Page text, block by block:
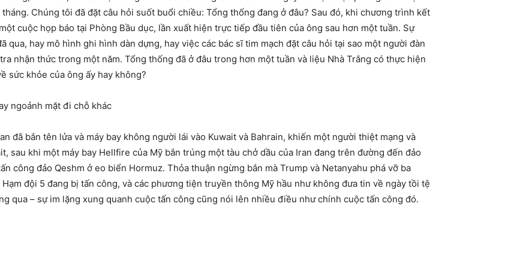
Chúng tôi đã đặt câu hỏi suốt buổi chiều: Tổng thống đang ở đâu? Sau đó, khi chương trình kết
cuộc họp báo tại Phòng Bầu dục, lần xuất hiện trực tiếp đầu tiên của ông sau hơn một tuần. Sự
qua, hay mô hình ghi hình dàn dựng, hay việc các bác sĩ tim mạch đặt câu hỏi tại sao một người đàn
nhận thức trong một năm. Tổng thống đã ở đâu trong hơn một tuần và liệu Nhà Trắng có thực hiện
sức khỏe của ông ấy hay không?
ngoảnh mặt đi chỗ khác
đã bắn tên lửa và máy bay không người lái vào Kuwait và Bahrain, khiến một người thiệt mạng và
sau khi một máy bay Hellfire của Mỹ bắn trúng một tàu chở dầu của Iran đang trên đường đến đảo
công đảo Qeshm ở eo biển Hormuz. Thỏa thuận ngừng bắn mà Trump và Netanyahu phá vỡ ba
đội 5 đang bị tấn công, và các phương tiện truyền thông Mỹ hầu như không đưa tin về ngày tồi tệ
qua – sự im lặng xung quanh cuộc tấn công cũng nói lên nhiều điều như chính cuộc tấn công đó.